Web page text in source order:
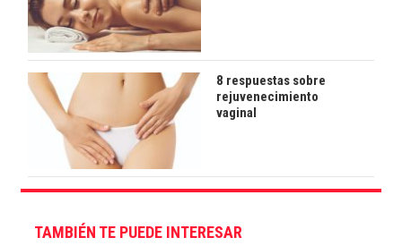
8 respuestas sobre
rejuvenecimiento
vaginal
TAMBIÉN TE PUEDE INTERESAR